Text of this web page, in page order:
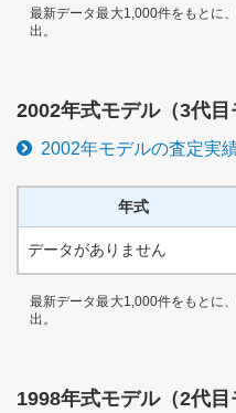
最新データ最大1,000件をもとに
出。
2002年式モデル（3代目
2002年モデルの査定実
年式
データがありません
最新データ最大1,000件をもとに
出。
1998年式モデル（2代目